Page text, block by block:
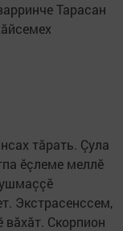
Тарасан
тăрать. Çула
ӗçлеме меллӗ
Экстрасенссем,
вăхăт. Скорпион